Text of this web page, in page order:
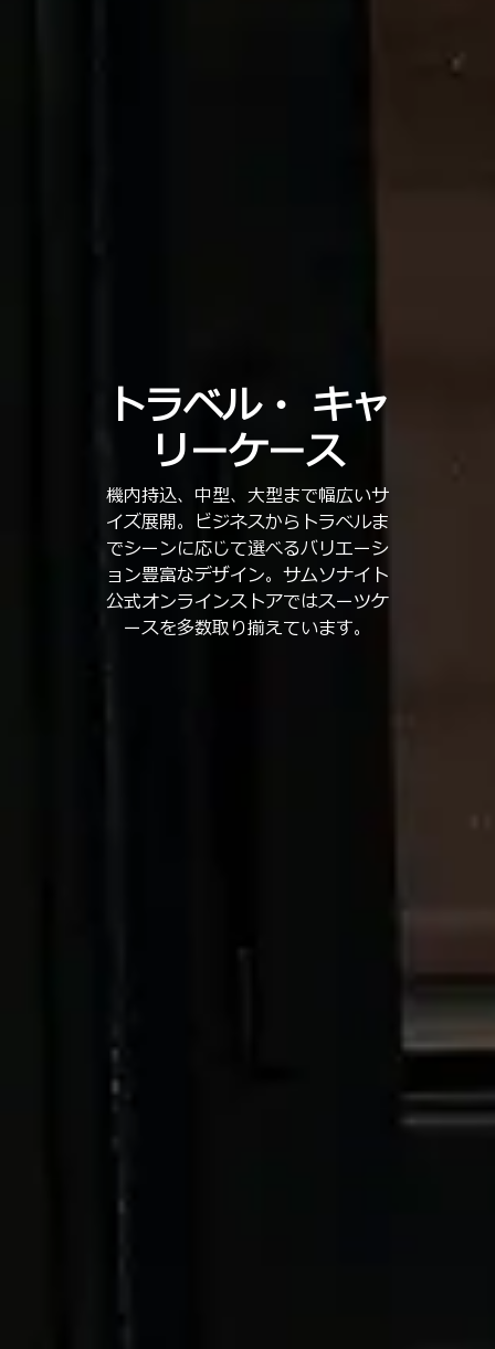
トラベル・ キャ
リーケース
機内持込、中型、大型まで幅広いサ
イズ展開。ビジネスからトラベルま
でシーンに応じて選べるバリエーシ
ョン豊富なデザイン。サムソナイト
公式オンラインストアではスーツケ
ースを多数取り揃えています。